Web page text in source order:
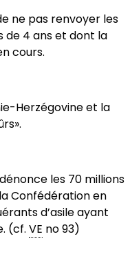
ne pas renvoyer les
de 4 ans et dont la
cours.
Herzégovine et la
les 70 millions
Confédération en
d’asile ayant
(cf. VE no 93)